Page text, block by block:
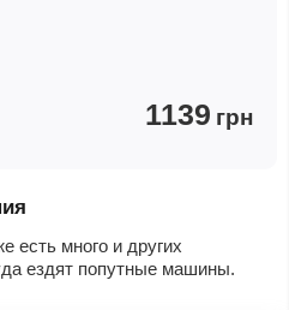
1139 грн
есть много и других
ездят попутные машины.